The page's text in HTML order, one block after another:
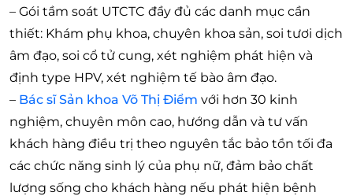
– Gói tầm soát UTCTC đầy đủ các danh mục cần
thiết: Khám phụ khoa, chuyên khoa sản, soi tươi dịch
âm đạo, soi cổ tử cung, xét nghiệm phát hiện và
định type HPV, xét nghiệm tế bào âm đạo.
– Bác sĩ Sản khoa Võ Thị Điểm với hơn 30 kinh
nghiệm, chuyên môn cao, hướng dẫn và tư vấn
khách hàng điều trị theo nguyên tắc bảo tồn tối đa
các chức năng sinh lý của phụ nữ, đảm bảo chất
lượng sống cho khách hàng nếu phát hiện bệnh